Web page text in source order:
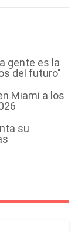
gente es la
del futuro"
Miami a los
su